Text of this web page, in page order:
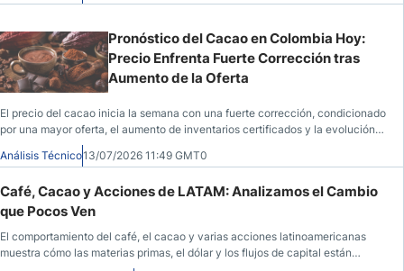
Pronóstico del Cacao en Colombia Hoy:
Precio Enfrenta Fuerte Corrección tras
Aumento de la Oferta
El precio del cacao inicia la semana con una fuerte corrección, condicionado
por una mayor oferta, el aumento de inventarios certificados y la evolución
Análisis Técnico13/07/2026 11:49 GMT0
Café, Cacao y Acciones de LATAM: Analizamos el Cambio
que Pocos Ven
El comportamiento del café, el cacao y varias acciones latinoamericanas
muestra cómo las materias primas, el dólar y los flujos de capital están